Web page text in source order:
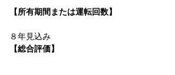
【所有期間または運転回数】
８年見込み
【総合評価】